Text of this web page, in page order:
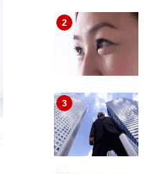
2
3